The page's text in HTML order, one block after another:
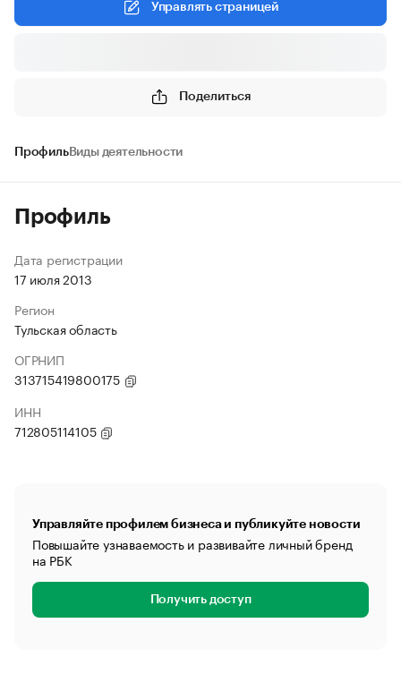
Управлять страницей
Поделиться
ПрофильВиды деятельности
Профиль
Дата регистрации
17 июля 2013
Регион
Тульская область
ОГРНИП
313715419800175
ИНН
712805114105
Управляйте профилем бизнеса и публикуйте новости
Повышайте узнаваемость и развивайте личный бренд
на РБК
Получить доступ